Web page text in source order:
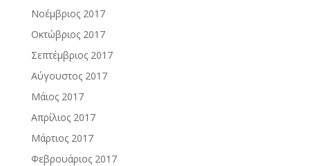
Νοέμβριος 2017
Οκτώβριος 2017
Σεπτέμβριος 2017
Αύγουστος 2017
Μάιος 2017
Απρίλιος 2017
Μάρτιος 2017
Φεβρουάριος 2017